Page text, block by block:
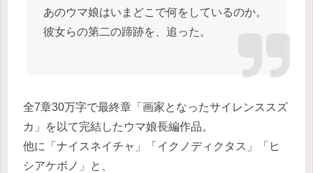
あのウマ娘はいまどこで何をしているのか。
彼女らの第二の蹄跡を、追った。
全7章30万字で最終章「画家となったサイレンススズ
カ」を以て完結したウマ娘長編作品。
他に「ナイスネイチャ」「イクノディクタス」「ヒ
シアケボノ」と、